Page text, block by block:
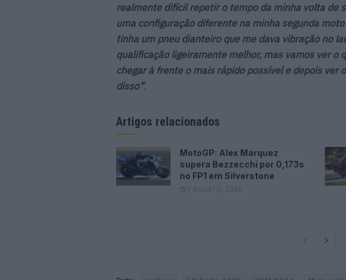
realmente difícil repetir o tempo da minha volta de
uma configuração diferente na minha segunda
tinha um pneu dianteiro que me dava vibração no
qualificação ligeiramente melhor, mas vamos ver o
chegar à frente o mais rápido possível e depois ver
disso”.
Artigos relacionados
MotoGP: Alex Márquez
supera Bezzecchi por 0,173s
no FP1 em Silverstone
7 AGOSTO, 2026